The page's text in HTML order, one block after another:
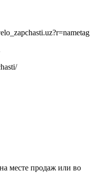
месте продаж или во